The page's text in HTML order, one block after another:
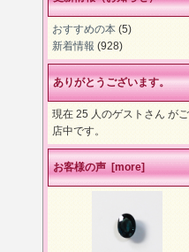
おすすめの本 (5)
新着情報 (928)
ありがとうございます。
現在 25 人のゲストさん が
店中です。
お客様の声 [more]